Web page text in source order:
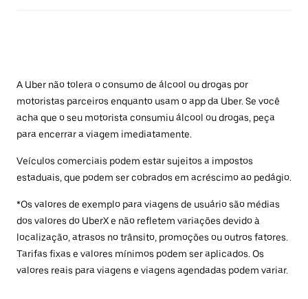
A Uber não tolera o consumo de álcool ou drogas por
motoristas parceiros enquanto usam o app da Uber. Se você
acha que o seu motorista consumiu álcool ou drogas, peça
para encerrar a viagem imediatamente.
Veículos comerciais podem estar sujeitos a impostos
estaduais, que podem ser cobrados em acréscimo ao pedágio.
*Os valores de exemplo para viagens de usuário são médias
dos valores do UberX e não refletem variações devido à
localização, atrasos no trânsito, promoções ou outros fatores.
Tarifas fixas e valores mínimos podem ser aplicados. Os
valores reais para viagens e viagens agendadas podem variar.